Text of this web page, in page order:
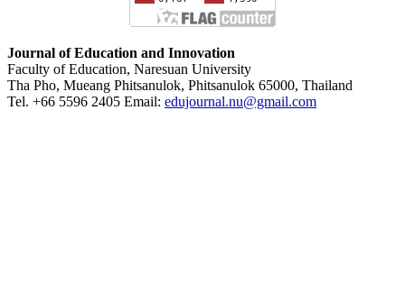
Journal of Education and Innovation
Faculty of Education, Naresuan University
Tha Pho, Mueang Phitsanulok, Phitsanulok 65000, Thailand
Tel. +66 5596 2405 Email: edujournal.nu@gmail.com